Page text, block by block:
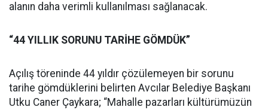
alanın daha verimli kullanılması sağlanacak.
“44 YILLIK SORUNU TARİHE GÖMDÜK”
Açılış töreninde 44 yıldır çözülemeyen bir sorunu
tarihe gömdüklerini belirten Avcılar Belediye Başkanı
Utku Caner Çaykara; “Mahalle pazarları kültürümüzün